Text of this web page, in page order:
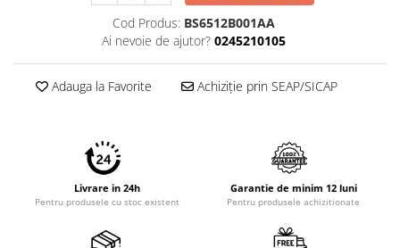
Ultrabookuri
Laptop-uri 2 in 1
Accesorii laptop
Mini PC AI
Accesorii Printing
Desktop PC
Cod Produs: BS6512B001AA
Ai nevoie de ajutor? 0245210105
Adauga la Favorite Achiziție prin SEAP/SICAP
Livrare in 24h
Pentru produsele cu stoc existent
Garantie de minim 12 luni
Pentru produsele achizitionate